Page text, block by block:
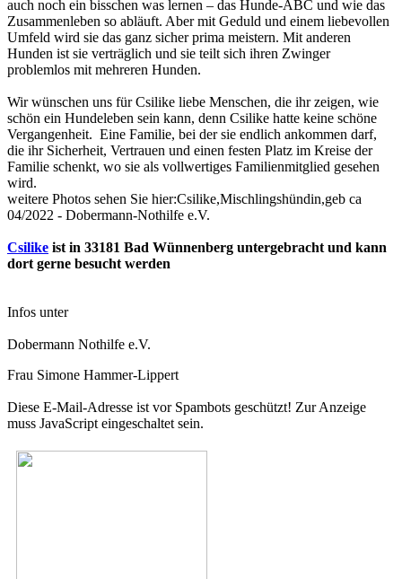
auch noch ein bisschen was lernen – das Hunde-ABC und wie das
Zusammenleben so abläuft. Aber mit Geduld und einem liebevollen
Umfeld wird sie das ganz sicher prima meistern. Mit anderen
Hunden ist sie verträglich und sie teilt sich ihren Zwinger
problemlos mit mehreren Hunden.
Wir wünschen uns für Csilike liebe Menschen, die ihr zeigen, wie
schön ein Hundeleben sein kann, denn Csilike hatte keine schöne
Vergangenheit. Eine Familie, bei der sie endlich ankommen darf,
die ihr Sicherheit, Vertrauen und einen festen Platz im Kreise der
Familie schenkt, wo sie als vollwertiges Familienmitglied gesehen
wird.
weitere Photos sehen Sie hier:Csilike,Mischlingshündin,geb ca
04/2022 - Dobermann-Nothilfe e.V.
Csilike ist in 33181 Bad Wünnenberg untergebracht und kann
dort gerne besucht werden
Infos unter
Dobermann Nothilfe e.V.
Frau Simone Hammer-Lippert
Diese E-Mail-Adresse ist vor Spambots geschützt! Zur Anzeige
muss JavaScript eingeschaltet sein.